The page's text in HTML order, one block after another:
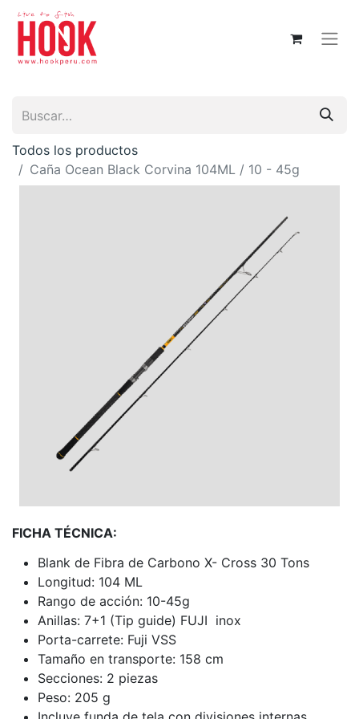
Todos los productos
Caña Ocean Black Corvina 104ML / 10 - 45g
FICHA TÉCNICA:
Blank de Fibra de Carbono X- Cross 30 Tons
Longitud: 104 ML
Rango de acción: 10-45g
Anillas: 7+1 (Tip guide) FUJI inox
Porta-carrete: Fuji VSS
Tamaño en transporte: 158 cm
Secciones: 2 piezas
Peso: 205 g